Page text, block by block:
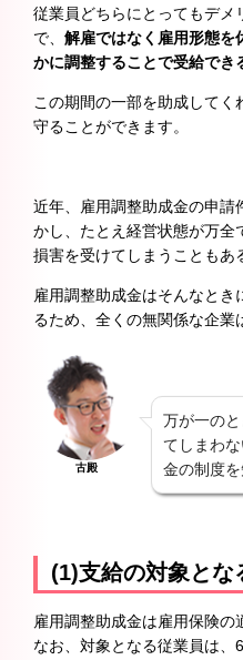
従業員どちらにとってもデメ
で、 解雇ではなく雇用形態を
かに調整することで受給でき
この期間の一部を助成して
守ることができます。
近年、雇用調整助成金の申請
かし、たとえ経営状態が万全
損害を受けてしまうこともあ
雇用調整助成金はそんなとき
るため、全くの無関係な企業
古殿
万が一の
てしまわ
金の制度を
(1)支給の対象とな
雇用調整助成金は雇用保険の
なお、対象となる従業員は、